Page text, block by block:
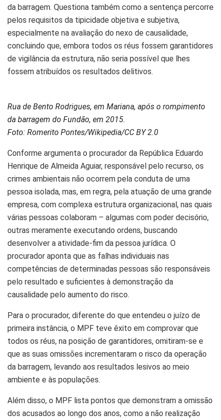
da barragem. Questiona também como a sentença percorre
pelos requisitos da tipicidade objetiva e subjetiva,
especialmente na avaliação do nexo de causalidade,
concluindo que, embora todos os réus fossem garantidores
de vigilância da estrutura, não seria possível que lhes
fossem atribuídos os resultados delitivos.
Rua de Bento Rodrigues, em Mariana, após o rompimento
da barragem do Fundão, em 2015.
Foto: Romerito Pontes/Wikipedia/CC BY 2.0
Conforme argumenta o procurador da República Eduardo
Henrique de Almeida Aguiar, responsável pelo recurso, os
crimes ambientais não ocorrem pela conduta de uma
pessoa isolada, mas, em regra, pela atuação de uma grande
empresa, com complexa estrutura organizacional, nas quais
várias pessoas colaboram – algumas com poder decisório,
outras meramente executando ordens, buscando
desenvolver a atividade-fim da pessoa jurídica. O
procurador aponta que as falhas individuais nas
competências de determinadas pessoas são responsáveis
pelo resultado e suficientes à demonstração da
causalidade pelo aumento do risco.
Para o procurador, diferente do que entendeu o juízo de
primeira instância, o MPF teve êxito em comprovar que
todos os réus, na posição de garantidores, omitiram-se e
que as suas omissões incrementaram o risco da operação
da barragem, levando aos resultados lesivos ao meio
ambiente e às populações.
Além disso, o MPF lista pontos que demonstram a omissão
dos acusados ao longo dos anos, como a não realização